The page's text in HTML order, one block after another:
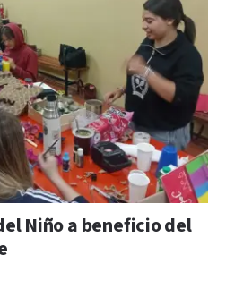
Niño a beneficio del